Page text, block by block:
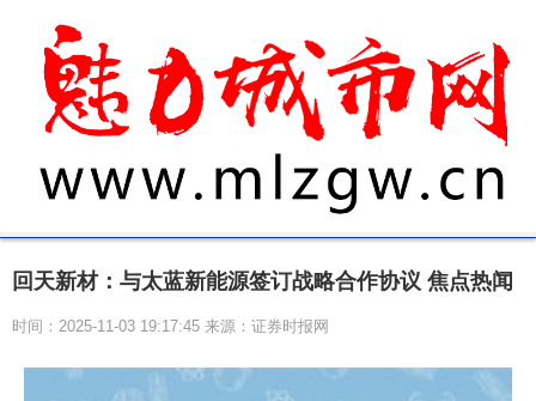
回天新材：与太蓝新能源签订战略合作协议 焦点热闻
时间：2025-11-03 19:17:45 来源：证券时报网